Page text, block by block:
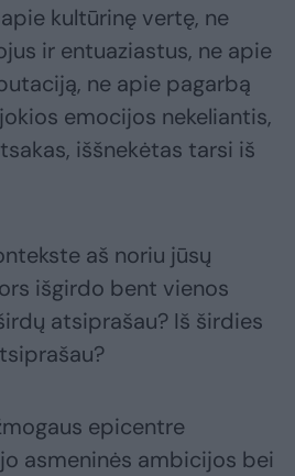
kultūrinę vertę, ne
ir entuaziastus, ne apie
ne apie pagarbą
emocijos nekeliantis,
iššnekėtas tarsi iš
aš noriu jūsų
išgirdo bent vienos
atsiprašau? Iš širdies
epicentre
asmeninės ambicijos bei